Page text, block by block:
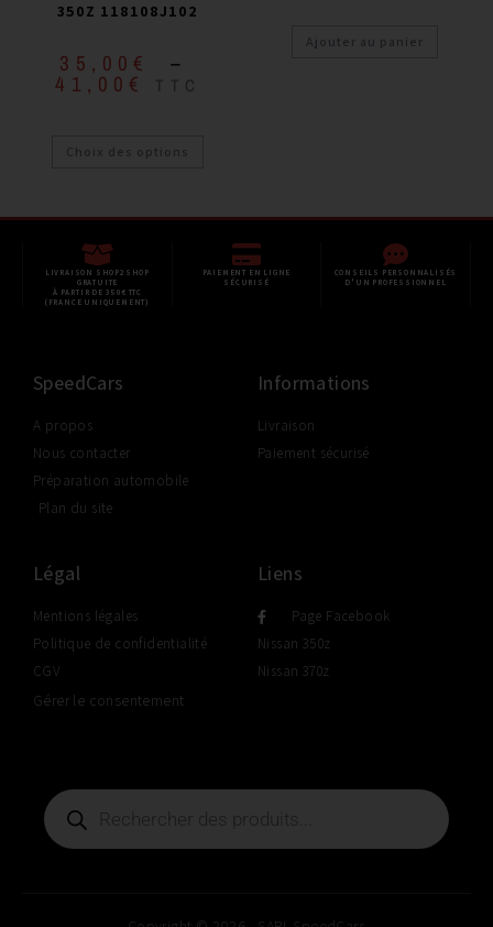
350Z 118108J102
35,00 € –
41,00 € TTC
Choix des options
Ajouter au panier
LIVRAISON SHOP2SHOP
GRATUITE
À PARTIR DE 350€ TTC
(FRANCE UNIQUEMENT)
PAIEMENT EN LIGNE
SÉCURISÉ
CONSEILS PERSONNALISÉS
D'UN PROFESSIONNEL
SpeedCars
A propos
Nous contacter
Préparation automobile
Plan du site
Informations
Livraison
Paiement sécurisé
Légal
Mentions légales
Politique de confidentialité
CGV
Gérer le consentement
Liens
Page Facebook
Nissan 350z
Nissan 370z